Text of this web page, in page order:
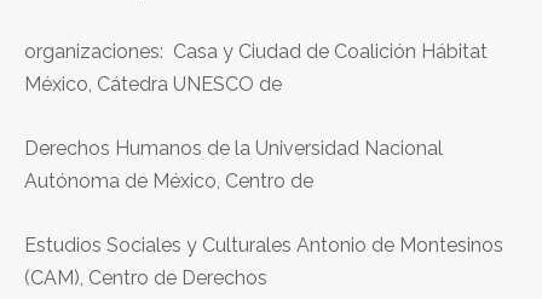
organizaciones: Casa y Ciudad de Coalición Hábitat
México, Cátedra UNESCO de
Derechos Humanos de la Universidad Nacional
Autónoma de México, Centro de
Estudios Sociales y Culturales Antonio de Montesinos
(CAM), Centro de Derechos